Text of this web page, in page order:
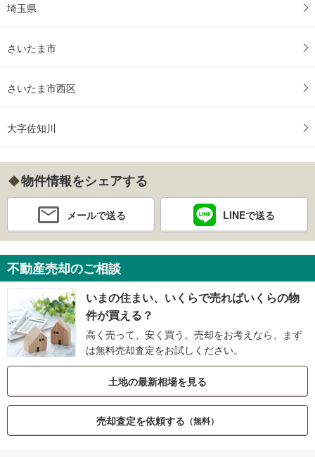
埼玉県
さいたま市
さいたま市西区
大字佐知川
物件情報をシェアする
メールで送る LINEで送る
不動産売却のご相談
いまの住まい、いくらで売ればいくらの物
件が買える？
高く売って、安く買う。売却をお考えなら、まず
は無料売却査定をお試しください。
土地の最新相場を見る
売却査定を依頼する （無料）